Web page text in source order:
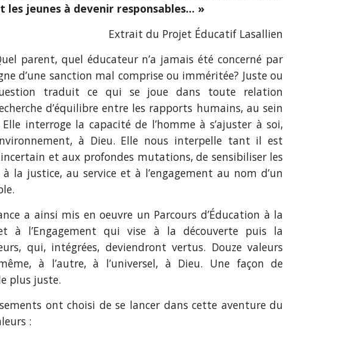
les jeunes à devenir responsables… »
Extrait du Projet Éducatif Lasallien
parent, quel éducateur n’a jamais été concerné par
d’une sanction mal comprise ou imméritée? Juste ou
traduit ce qui se joue dans toute relation
d’équilibre entre les rapports humains, au sein
interroge la capacité de l’homme à s’ajuster à soi,
à Dieu. Elle nous interpelle tant il est
et aux profondes mutations, de sensibiliser les
la justice, au service et à l’engagement au nom d’un
a ainsi mis en oeuvre un Parcours d’Éducation à la
à l’Engagement qui vise à la découverte puis la
qui, intégrées, deviendront vertus. Douze valeurs
à l’autre, à l’universel, à Dieu. Une façon de
plus juste.
ont choisi de se lancer dans cette aventure du
: